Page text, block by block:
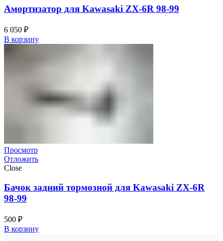
Амортизатор для Kawasaki ZX-6R 98-99
6 050 ₽
В корзину
Просмотр
Отложить
Close
Бачок задний тормозной для Kawasaki ZX-6R
98-99
500 ₽
В корзину